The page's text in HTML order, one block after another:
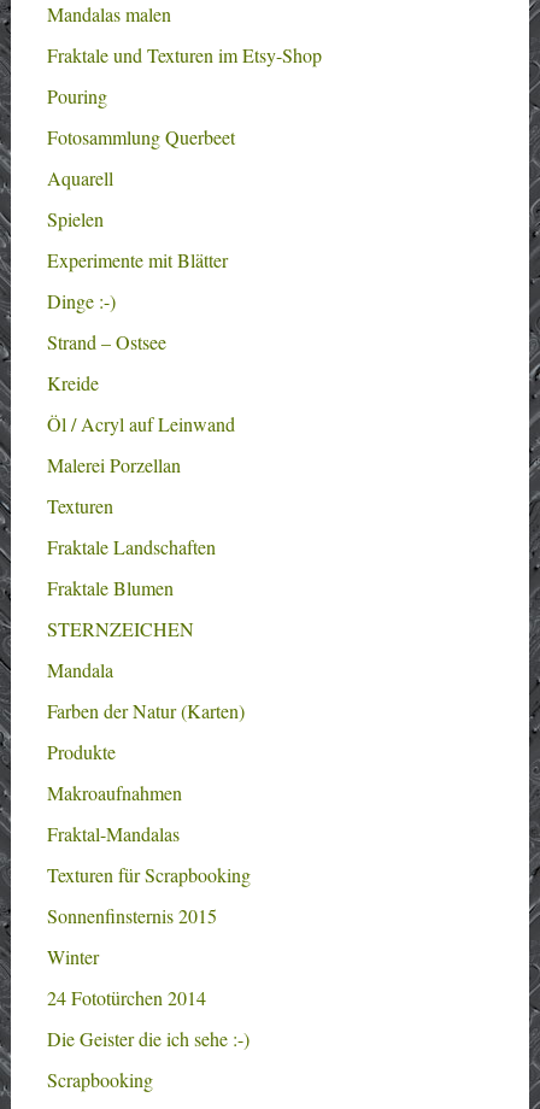
Mandalas malen
Fraktale und Texturen im Etsy-Shop
Pouring
Fotosammlung Querbeet
Aquarell
Spielen
Experimente mit Blätter
Dinge :-)
Strand – Ostsee
Kreide
Öl / Acryl auf Leinwand
Malerei Porzellan
Texturen
Fraktale Landschaften
Fraktale Blumen
STERNZEICHEN
Mandala
Farben der Natur (Karten)
Produkte
Makroaufnahmen
Fraktal-Mandalas
Texturen für Scrapbooking
Sonnenfinsternis 2015
Winter
24 Fototürchen 2014
Die Geister die ich sehe :-)
Scrapbooking